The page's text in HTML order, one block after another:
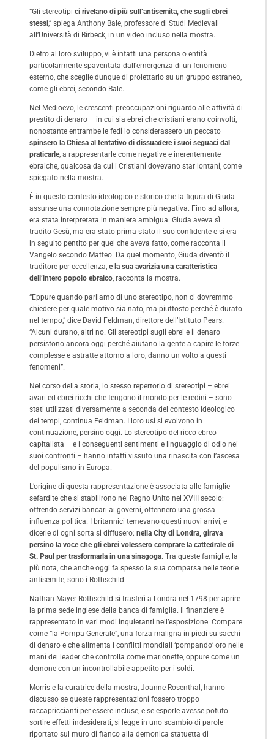
“Gli stereotipi ci rivelano di più sull’antisemita, che sugli ebrei
stessi,” spiega Anthony Bale, professore di Studi Medievali
all’Università di Birbeck, in un video incluso nella mostra.
Dietro al loro sviluppo, vi è infatti una persona o entità
particolarmente spaventata dall’emergenza di un fenomeno
esterno, che sceglie dunque di proiettarlo su un gruppo estraneo,
come gli ebrei, secondo Bale.
Nel Medioevo, le crescenti preoccupazioni riguardo alle attività di
prestito di denaro – in cui sia ebrei che cristiani erano coinvolti,
nonostante entrambe le fedi lo considerassero un peccato –
spinsero la Chiesa al tentativo di dissuadere i suoi seguaci dal
praticarle, a rappresentarle come negative e inerentemente
ebraiche, qualcosa da cui i Cristiani dovevano star lontani, come
spiegato nella mostra.
È in questo contesto ideologico e storico che la figura di Giuda
assunse una connotazione sempre più negativa. Fino ad allora,
era stata interpretata in maniera ambigua: Giuda aveva sì
tradito Gesù, ma era stato prima stato il suo confidente e si era
in seguito pentito per quel che aveva fatto, come racconta il
Vangelo secondo Matteo. Da quel momento, Giuda diventò il
traditore per eccellenza, e la sua avarizia una caratteristica
dell’intero popolo ebraico , racconta la mostra.
“Eppure quando parliamo di uno stereotipo, non ci dovremmo
chiedere per quale motivo sia nato, ma piuttosto perché è durato
nel tempo,” dice David Feldman, direttore dell’Istituto Pears.
“Alcuni durano, altri no. Gli stereotipi sugli ebrei e il denaro
persistono ancora oggi perché aiutano la gente a capire le forze
complesse e astratte attorno a loro, danno un volto a questi
fenomeni”.
Nel corso della storia, lo stesso repertorio di stereotipi – ebrei
avari ed ebrei ricchi che tengono il mondo per le redini – sono
stati utilizzati diversamente a seconda del contesto ideologico
dei tempi, continua Feldman. I loro usi si evolvono in
continuazione, persino oggi. Lo stereotipo del ricco ebreo
capitalista – e i conseguenti sentimenti e linguaggio di odio nei
suoi confronti – hanno infatti vissuto una rinascita con l’ascesa
del populismo in Europa.
L’origine di questa rappresentazione è associata alle famiglie
sefardite che si stabilirono nel Regno Unito nel XVIII secolo:
offrendo servizi bancari ai governi, ottennero una grossa
influenza politica. I britannici temevano questi nuovi arrivi, e
dicerie di ogni sorta si diffusero: nella City di Londra, girava
persino la voce che gli ebrei volessero comprare la cattedrale di
St. Paul per trasformarla in una sinagoga. Tra queste famiglie, la
più nota, che anche oggi fa spesso la sua comparsa nelle teorie
antisemite, sono i Rothschild.
Nathan Mayer Rothschild si trasferì a Londra nel 1798 per aprire
la prima sede inglese della banca di famiglia. Il finanziere è
rappresentato in vari modi inquietanti nell’esposizione. Compare
come “la Pompa Generale”, una forza maligna in piedi su sacchi
di denaro e che alimenta i conflitti mondiali ‘pompando’ oro nelle
mani dei leader che controlla come marionette, oppure come un
demone con un incontrollabile appetito per i soldi.
Morris e la curatrice della mostra, Joanne Rosenthal, hanno
discusso se queste rappresentazioni fossero troppo
raccapriccianti per essere incluse, e se esporle avesse potuto
sortire effetti indesiderati, si legge in uno scambio di parole
riportato sul muro di fianco alla demonica statuetta di